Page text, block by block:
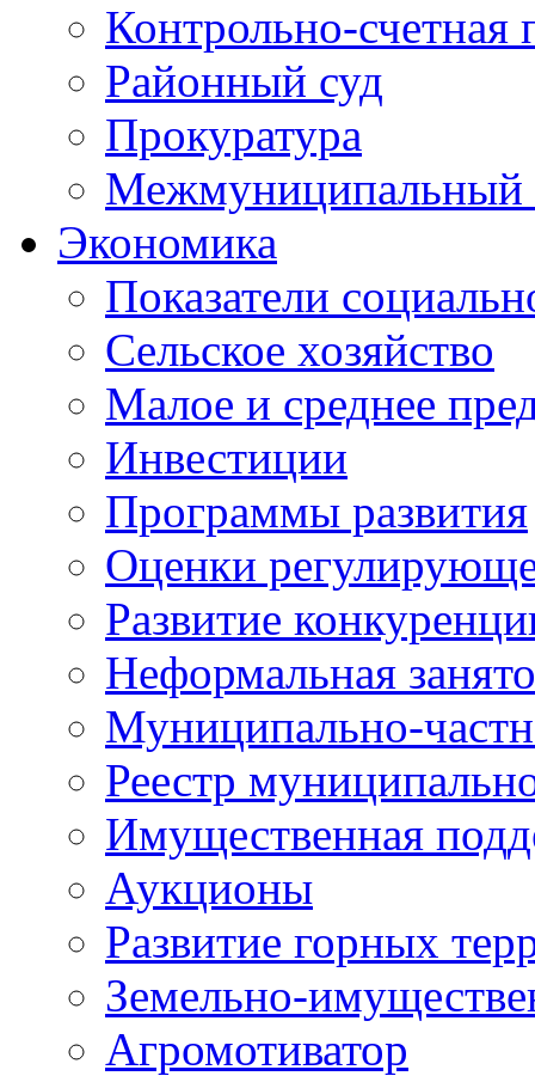
Контрольно-счетная
Районный суд
Прокуратура
Межмуниципальный
Экономика
Показатели
Сельское хозяйство
Малое и среднее
Инвестиции
Программы развития
Оценки
Развитие
Неформальная
Муниципально-
Реестр
Имущественная
Аукционы
Развитие горных
Земельно-
Агромотиватор